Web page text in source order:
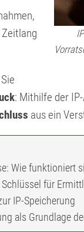
: Mithilfe der
aus ein
Wie funktioniert
für
IP-Speicherung
als Grundlage